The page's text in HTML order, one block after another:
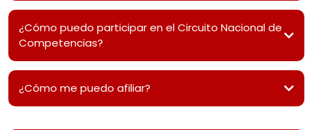
¿Cómo puedo participar en el Circuito Nacional de
Competencias?
¿Cómo me puedo afiliar?